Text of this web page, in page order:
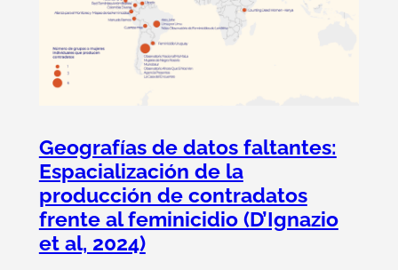
Geografías de datos faltantes:
Espacialización de la
producción de contradatos
frente al feminicidio (D’Ignazio
et al, 2024)